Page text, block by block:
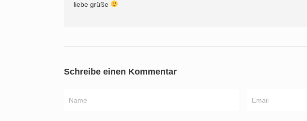
liebe grüße
Schreibe einen Kommentar